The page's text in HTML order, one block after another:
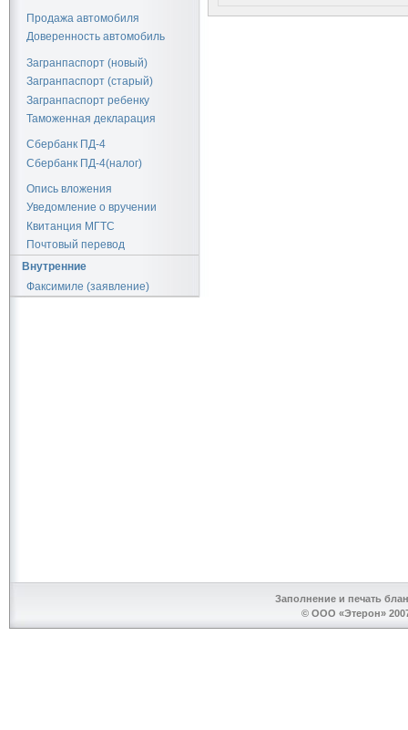
Продажа автомобиля
Доверенность автомобиль
Загранпаспорт (новый)
Загранпаспорт (старый)
Загранпаспорт ребенку
Таможенная декларация
Сбербанк ПД-4
Сбербанк ПД-4(налог)
Опись вложения
Уведомление о вручении
Квитанция МГТС
Почтовый перевод
Внутренние
Факсимиле (заявление)
Заполнение и печать
© ООО «Этерон»